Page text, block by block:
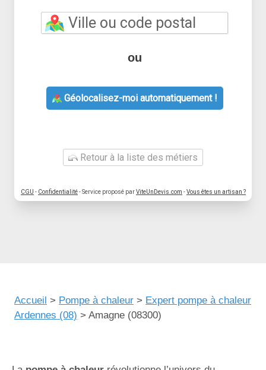
ou
Géolocalisez-moi automatiquement !
Retour à la liste des métiers
CGU - Confidentialité- Service proposé parViteUnDevis.com -Vous êtes un artisan ?
Accueil > Pompe à chaleur > Expert pompe à chaleur
Ardennes (08) > Amagne (08300)